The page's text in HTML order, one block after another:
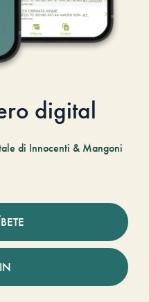
digital
di Innocenti & Mangoni